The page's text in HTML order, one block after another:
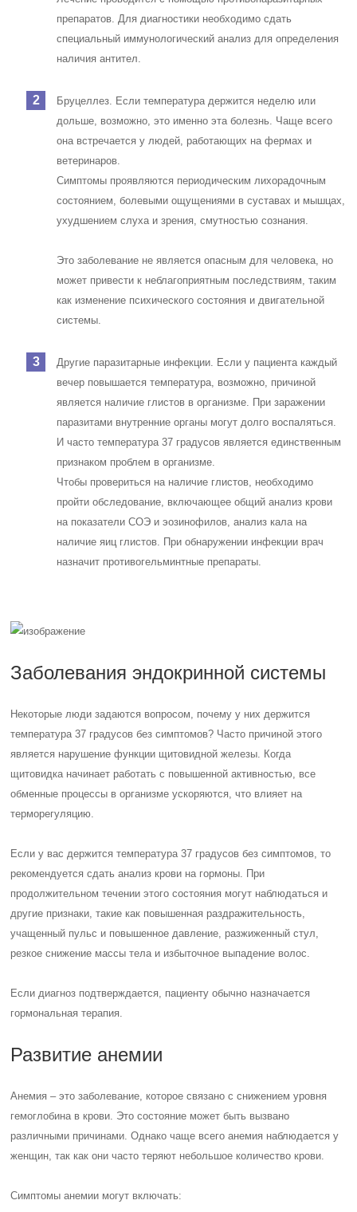
препаратов. Для диагностики необходимо сдать
специальный иммунологический анализ для определения
наличия антител.
Бруцеллез. Если температура держится неделю или
дольше, возможно, это именно эта болезнь. Чаще всего
она встречается у людей, работающих на фермах и
ветеринаров.
Симптомы проявляются периодическим лихорадочным
состоянием, болевыми ощущениями в суставах и мышцах,
ухудшением слуха и зрения, смутностью сознания.
Это заболевание не является опасным для человека, но
может привести к неблагоприятным последствиям, таким
как изменение психического состояния и двигательной
системы.
Другие паразитарные инфекции. Если у пациента каждый
вечер повышается температура, возможно, причиной
является наличие глистов в организме. При заражении
паразитами внутренние органы могут долго воспаляться.
И часто температура 37 градусов является единственным
признаком проблем в организме.
Чтобы провериться на наличие глистов, необходимо
пройти обследование, включающее общий анализ крови
на показатели СОЭ и эозинофилов, анализ кала на
наличие яиц глистов. При обнаружении инфекции врач
назначит противогельминтные препараты.
Заболевания эндокринной системы
Некоторые люди задаются вопросом, почему у них держится
температура 37 градусов без симптомов? Часто причиной этого
является нарушение функции щитовидной железы. Когда
щитовидка начинает работать с повышенной активностью, все
обменные процессы в организме ускоряются, что влияет на
терморегуляцию.
Если у вас держится температура 37 градусов без симптомов, то
рекомендуется сдать анализ крови на гормоны. При
продолжительном течении этого состояния могут наблюдаться и
другие признаки, такие как повышенная раздражительность,
учащенный пульс и повышенное давление, разжиженный стул,
резкое снижение массы тела и избыточное выпадение волос.
Если диагноз подтверждается, пациенту обычно назначается
гормональная терапия.
Развитие анемии
Анемия – это заболевание, которое связано с снижением уровня
гемоглобина в крови. Это состояние может быть вызвано
различными причинами. Однако чаще всего анемия наблюдается у
женщин, так как они часто теряют небольшое количество крови.
Симптомы анемии могут включать: